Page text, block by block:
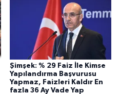
Şimşek: % 29 Faiz İle Kimse
Yapılandırma Başvurusu
Yapmaz, Faizleri Kaldır En
fazla 36 Ay Vade Yap